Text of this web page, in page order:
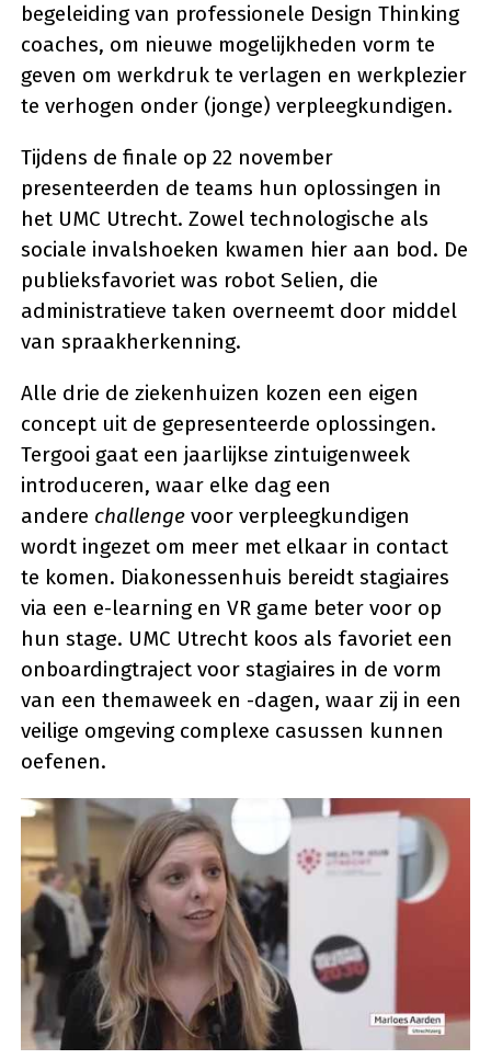
begeleiding van professionele Design Thinking
coaches, om nieuwe mogelijkheden vorm te
geven om werkdruk te verlagen en werkplezier
te verhogen onder (jonge) verpleegkundigen.
Tijdens de finale op 22 november
presenteerden de teams hun oplossingen in
het UMC Utrecht. Zowel technologische als
sociale invalshoeken kwamen hier aan bod. De
publieksfavoriet was robot Selien, die
administratieve taken overneemt door middel
van spraakherkenning.
Alle drie de ziekenhuizen kozen een eigen
concept uit de gepresenteerde oplossingen.
Tergooi gaat een jaarlijkse zintuigenweek
introduceren, waar elke dag een
andere challenge voor verpleegkundigen
wordt ingezet om meer met elkaar in contact
te komen. Diakonessenhuis bereidt stagiaires
via een e-learning en VR game beter voor op
hun stage. UMC Utrecht koos als favoriet een
onboardingtraject voor stagiaires in de vorm
van een themaweek en -dagen, waar zij in een
veilige omgeving complexe casussen kunnen
oefenen.